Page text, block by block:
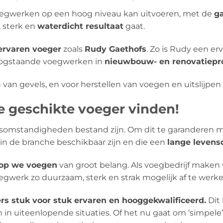
op een hoog niveau kan uitvoeren, met de
sterk en waterdicht resultaat gaat.
voeger zoals Rudy Gaethofs. Zo is Rudy een
voegwerken in nieuwbouw- en
gevels, en voor herstellen van voegen en uitslijpen
geschikte voeger vinden!
bestand zijn. Om dit te garanderen
de branche beschikbaar zijn en die een lange
we voegen van groot belang. Als voegbedrijf
zo duurzaam, sterk en strak mogelijk af te
stuk voor stuk ervaren en hooggekwalificeerd. Dit
uiteenlopende situaties. Of het nu gaat om